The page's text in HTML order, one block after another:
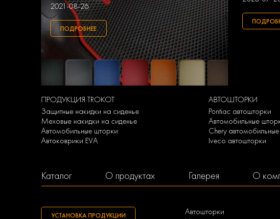
2021-08-26
ПОДРОБНЕЕ
ПРОДУКЦИЯ TROKOT
Защитные накидки на сиденье
Меховые накидки на сиденье
Автомобильные шторки
Автоковрики EVA
АВТОШТОРКИ
Pontiac автошторки
Автомобильные
Chery
Iveco автошторки
Каталог О продуктах Галерея О
УСТАНОВКА ПРОДУКЦИИ
Автошторки